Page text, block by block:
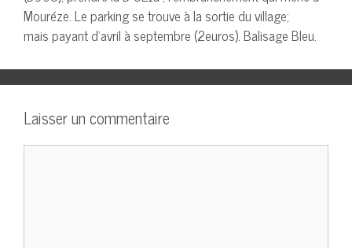
Mouréze. Le parking se trouve à la sortie du village;
mais payant d’avril à septembre (2euros). Balisage Bleu.
Laisser un commentaire